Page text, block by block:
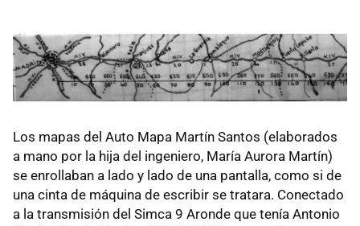
Los mapas del Auto Mapa Martín Santos (elaborados
a mano por la hija del ingeniero, María Aurora Martín)
se enrollaban a lado y lado de una pantalla, como si de
una cinta de máquina de escribir se tratara. Conectado
a la transmisión del Simca 9 Aronde que tenía Antonio